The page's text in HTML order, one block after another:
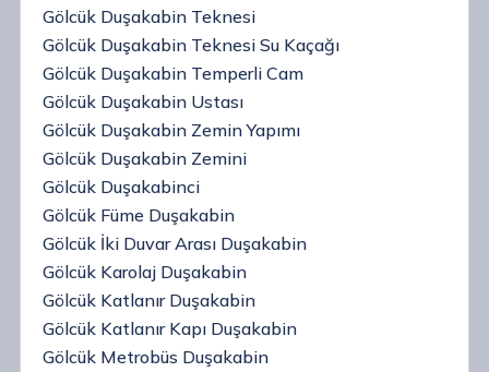
Gölcük Duşakabin Teknesi
Gölcük Duşakabin Teknesi Su Kaçağı
Gölcük Duşakabin Temperli Cam
Gölcük Duşakabin Ustası
Gölcük Duşakabin Zemin Yapımı
Gölcük Duşakabin Zemini
Gölcük Duşakabinci
Gölcük Füme Duşakabin
Gölcük İki Duvar Arası Duşakabin
Gölcük Karolaj Duşakabin
Gölcük Katlanır Duşakabin
Gölcük Katlanır Kapı Duşakabin
Gölcük Metrobüs Duşakabin